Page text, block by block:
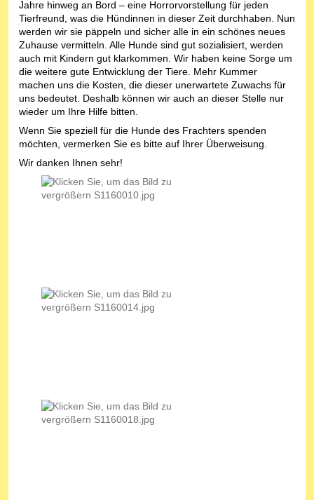
Jahre hinweg an Bord – eine Horrorvorstellung für jeden
Tierfreund, was die Hündinnen in dieser Zeit durchhaben. Nun
werden wir sie päppeln und sicher alle in ein schönes neues
Zuhause vermitteln. Alle Hunde sind gut sozialisiert, werden
auch mit Kindern gut klarkommen. Wir haben keine Sorge um
die weitere gute Entwicklung der Tiere. Mehr Kummer
machen uns die Kosten, die dieser unerwartete Zuwachs für
uns bedeutet. Deshalb können wir auch an dieser Stelle nur
wieder um Ihre Hilfe bitten.
Wenn Sie speziell für die Hunde des Frachters spenden
möchten, vermerken Sie es bitte auf Ihrer Überweisung.
Wir danken Ihnen sehr!